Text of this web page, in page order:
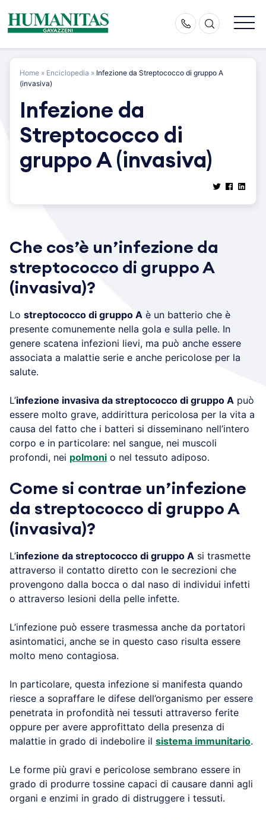
content
Home » Enciclopedia » Infezione da Streptococco di gruppo A
(invasiva)
Infezione da
Streptococco di
gruppo A (invasiva)
Che cos’è un’infezione da
streptococco di gruppo A
(invasiva)?
Lo streptococco di gruppo A è un batterio che è
presente comunemente nella gola e sulla pelle. In
genere scatena infezioni lievi, ma può anche essere
associata a malattie serie e anche pericolose per la
salute.
L’infezione invasiva da streptococco di gruppo A può
essere molto grave, addirittura pericolosa per la vita a
causa del fatto che i batteri si disseminano nell’intero
corpo e in particolare: nel sangue, nei muscoli
profondi, nei polmoni o nel tessuto adiposo.
Come si contrae un’infezione
da streptococco di gruppo A
(invasiva)?
L’infezione da streptococco di gruppo A si trasmette
attraverso il contatto diretto con le secrezioni che
provengono dalla bocca o dal naso di individui infetti
o attraverso lesioni della pelle infette.
L’infezione può essere trasmessa anche da portatori
asintomatici, anche se in questo caso risulta essere
molto meno contagiosa.
In particolare, questa infezione si manifesta quando
riesce a sopraffare le difese dell’organismo per essere
penetrata in profondità nei tessuti attraverso ferite
oppure per avere approfittato della presenza di
malattie in grado di indebolire il sistema immunitario.
Le forme più gravi e pericolose sembrano essere in
grado di produrre tossine capaci di causare danni agli
organi e enzimi in grado di distruggere i tessuti.